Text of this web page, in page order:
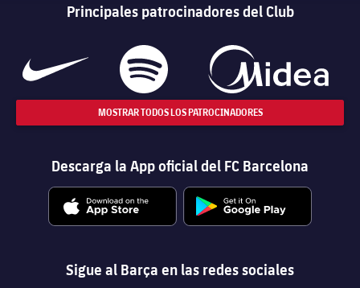
Principales patrocinadores del Club
MOSTRAR TODOS LOS PATROCINADORES
Descarga la App oficial del FC Barcelona
Sigue al Barça en las redes sociales